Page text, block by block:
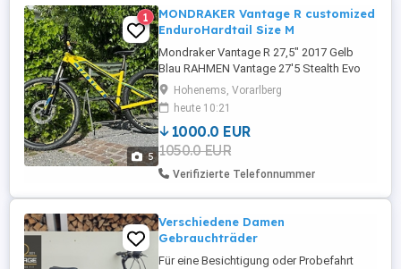
5
1
MONDRAKER Vantage R customized
EnduroHardtail Size M
Mondraker Vantage R 27,5" 2017 Gelb
Blau RAHMEN Vantage 27'5 Stealth Evo
6061 M-Lite Aluminium Rahmen konifiziert,
Forward Geometry, konisch geformtes
Steuerrohr, BSA-Tretlager, interne
Kabelführung für Teleskopsattelstütze,
Hinterachse 9mm, Schnellspanner GABEL
RockShox Sektor Silver 27'5 TK Solo ...
Hohenems, Vorarlberg
heute 10:21
1000.0 EUR
1050.0 EUR
Verifizierte Telefonnummer
Verschiedene Damen
Gebrauchträder
Für eine Besichtigung oder Probefahrt